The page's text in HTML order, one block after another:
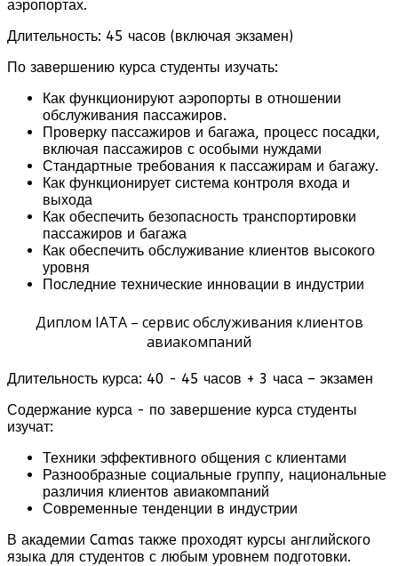
аэропортах.
Длительность: 45 часов (включая экзамен)
По завершению курса студенты изучать:
Как функционируют аэропорты в отношении
обслуживания пассажиров.
Проверку пассажиров и багажа, процесс посадки,
включая пассажиров с особыми нуждами
Стандартные требования к пассажирам и багажу.
Как функционирует система контроля входа и
выхода
Как обеспечить безопасность транспортировки
пассажиров и багажа
Как обеспечить обслуживание клиентов высокого
уровня
Последние технические инновации в индустрии
Диплом IATA – сервис обслуживания клиентов
авиакомпаний
Длительность курса: 40 - 45 часов + 3 часа – экзамен
Содержание курса - по завершение курса студенты
изучат:
Техники эффективного общения с клиентами
Разнообразные социальные группу, национальные
различия клиентов авиакомпаний
Современные тенденции в индустрии
В академии Camas также проходят курсы английского
языка для студентов с любым уровнем подготовки.